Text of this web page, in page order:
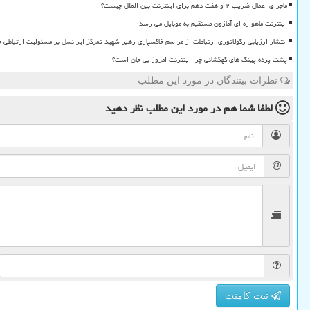
ماجرای اعمال ضریب ۲ و هفت دهم برای اینترنت بین الملل چیست؟
اینترنت ماهواره ای آمازون مستقیم به موبایل می رسد
انتشار ارزیابی رگولاتوری ارتباطات از مراسم خاکسپاری رهبر شهید تمرکز ایرانسل بر مسئولیت
پشت پرده پینگ های کهکشانی چرا اینترنت امروز بی جان است؟
نظرات بینندگان در مورد این مطلب
لطفا شما همدر مورد این مطلبنظر دهید
ثبت کامنت